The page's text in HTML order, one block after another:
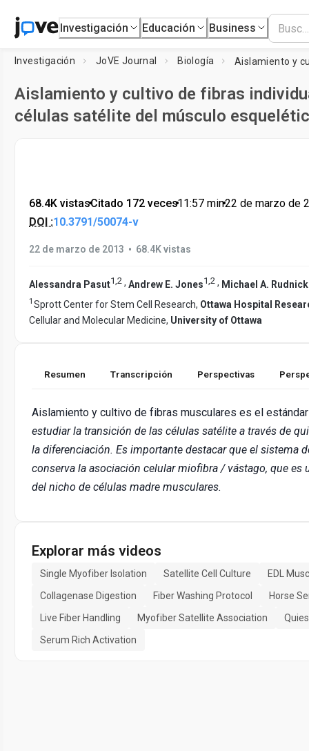
Investigación Educación Business
Investigación JoVE Journal Biología
Aislamiento y cultivo de fibras
células satélite del músculo
68.4K vistas•Citado 172 veces•11:57 min•22 de marzo de
DOI :10.3791/50074-v
22 de marzo de 2013 • 68.4K vistas
Alessandra Pasut1,2 , Andrew E. Jones1,2 , Michael A.
1 Sprott Center for Stem Cell Research, Ottawa Hospital
Cellular and Molecular Medicine, University of Ottawa
Resumen Transcripción Perspectivas
Aislamiento y cultivo de fibras musculares es el
estudiar la transición de las células satélite a través de
la diferenciación. Es importante destacar que el sistema
conserva la asociación celular miofibra / vástago, que es
del nicho de células madre musculares.
Explorar más videos
Single Myofiber Isolation Satellite Cell Culture
EDL
Collagenase Digestion
Fiber Washing Protocol
Horse
Live Fiber Handling
Myofiber Satellite Association
Serum Rich Activation